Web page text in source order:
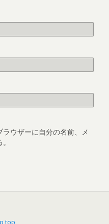
ウザーに自分の名前、メ
top